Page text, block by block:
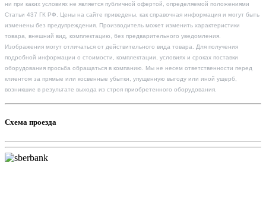
ни при каких условиях не является публичной офертой, определяемой положениями
Статьи 437 ГК РФ. Цены на сайте приведены, как справочная информация и могут быть
изменены без предупреждения. Производитель может изменить характеристики
товара, внешний вид, комплектацию, без предварительного уведомления.
Изображения могут отличаться от действительного вида товара. Для получения
подробной информации о стоимости, комплектации, условиях и сроках поставки
оборудования просьба обращаться в компанию. Мы не несем ответственности перед
клиентом за прямые или косвенные убытки, упущенную выгоду или иной ущерб,
возникшие в результате выхода из строя приобретенного оборудования.
Схема проезда